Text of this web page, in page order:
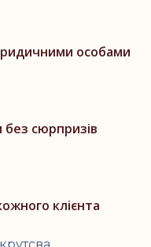
особами
без сюрпризів
клієнта